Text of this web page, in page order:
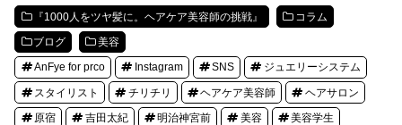
『1000人をツヤ髪に。ヘアケア美容師の挑戦』 コラム
ブログ 美容
AnFye for prco Instagram SNS ジュエリーシステム
スタイリスト チリチリ ヘアケア美容師 ヘアサロン
原宿 吉田太紀 明治神宮前 美容 美容学生